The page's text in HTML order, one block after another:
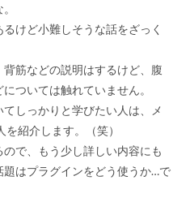
けど小難しそうな話をざっく
筋などの説明はするけど、腹
ついては触れていません。
しっかりと学びたい人は、メ
紹介します。（笑）
で、もう少し詳しい内容にも
はプラグインをどう使うか…で